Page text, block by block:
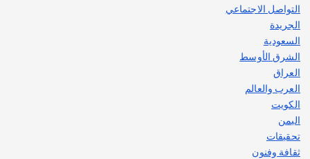
التواصل الاجتماعي
الجريدة
السعودية
الشرق الأوسط
العراق
العرب والعالم
الكويت
اليمن
تحقيقات
ثقافة وفنون